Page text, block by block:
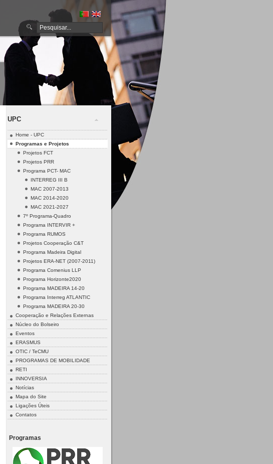
UPC
Home - UPC
Programas e Projetos
Projetos FCT
Projetos PRR
Programa PCT- MAC
INTERREG III B
MAC 2007-2013
MAC 2014-2020
MAC 2021-2027
7º Programa-Quadro
Programa INTERVIR +
Programa RUMOS
Projetos Cooperação C&T
Programa Madeira Digital
Projetos ERA-NET (2007-2011)
Programa Comenius LLP
Programa Horizonte2020
Programa MADEIRA 14-20
Programa Interreg ATLANTIC
Programa MADEIRA 20-30
Cooperação e Relações Externas
Núcleo do Bolseiro
Eventos
ERASMUS
OTIC / TeCMU
PROGRAMAS DE MOBILIDADE
RETI
INNOVERSIA
Notícias
Mapa do Site
Ligações Úteis
Contatos
Programas